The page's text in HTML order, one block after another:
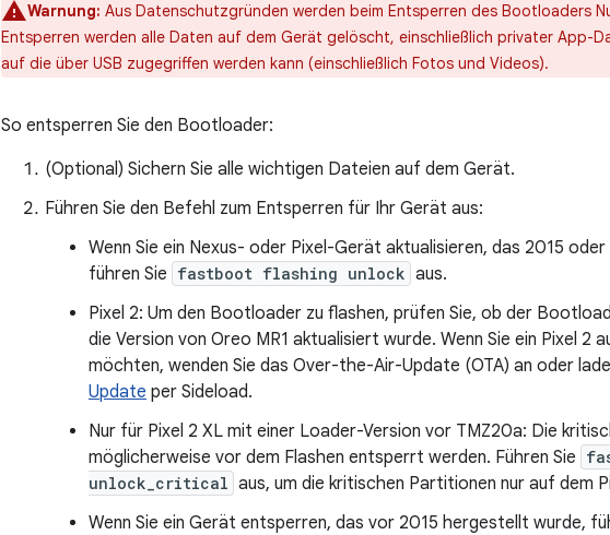
Warnung: Aus Datenschutzgründen werden beim Entsperren des Bootloaders
Entsperren werden alle Daten auf dem Gerät gelöscht, einschließlich privater App-
auf die über USB zugegriffen werden kann (einschließlich Fotos und Videos).
So entsperren Sie den Bootloader:
(Optional) Sichern Sie alle wichtigen Dateien auf dem Gerät.
Führen Sie den Befehl zum Entsperren für Ihr Gerät aus:
Wenn Sie ein Nexus- oder Pixel-Gerät aktualisieren, das 2015
führen Sie fastboot flashing unlock aus.
Pixel 2: Um den Bootloader zu flashen, prüfen Sie, ob der
die Version von Oreo MR1 aktualisiert wurde. Wenn Sie ein Pixel 2
möchten, wenden Sie das Over-the-Air-Update (OTA) an oder
Update per Sideload.
Nur für Pixel 2 XL mit einer Loader-Version vor TMZ20a: Die
möglicherweise vor dem Flashen entsperrt werden. Führen Sie
unlock_critical aus, um die kritischen Partitionen nur auf dem
Wenn Sie ein Gerät entsperren, das vor 2015 hergestellt wurde,